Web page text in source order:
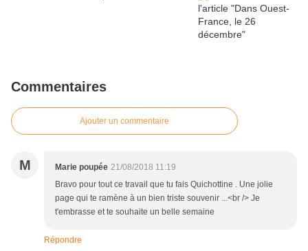
Commentaires
Ajouter un commentaire
M Marie poupée 21/08/2018 11:19
Bravo pour tout ce travail que tu fais Quichottine . Une jolie
page qui te ramène à un bien triste souvenir ...<br /> Je
t'embrasse et te souhaite un belle semaine
Répondre